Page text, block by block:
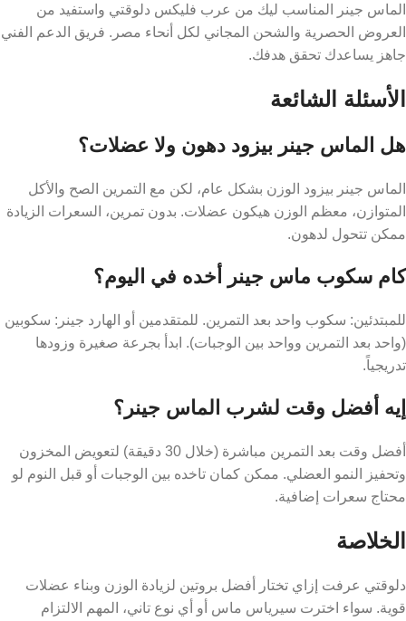
الماس جينر المناسب ليك من عرب فليكس دلوقتي واستفيد من
العروض الحصرية والشحن المجاني لكل أنحاء مصر. فريق الدعم الفني
جاهز يساعدك تحقق هدفك.
الأسئلة الشائعة
هل الماس جينر بيزود دهون ولا عضلات؟
الماس جينر بيزود الوزن بشكل عام، لكن مع التمرين الصح والأكل
المتوازن، معظم الوزن هيكون عضلات. بدون تمرين، السعرات الزيادة
ممكن تتحول لدهون.
كام سكوب ماس جينر أخده في اليوم؟
للمبتدئين: سكوب واحد بعد التمرين. للمتقدمين أو الهارد جينر: سكوبين
(واحد بعد التمرين وواحد بين الوجبات). ابدأ بجرعة صغيرة وزودها
تدريجياً.
إيه أفضل وقت لشرب الماس جينر؟
أفضل وقت بعد التمرين مباشرة (خلال 30 دقيقة) لتعويض المخزون
وتحفيز النمو العضلي. ممكن كمان تاخده بين الوجبات أو قبل النوم لو
محتاج سعرات إضافية.
الخلاصة
دلوقتي عرفت إزاي تختار أفضل بروتين لزيادة الوزن وبناء عضلات
قوية. سواء اخترت سيرياس ماس أو أي نوع تاني، المهم الالتزام